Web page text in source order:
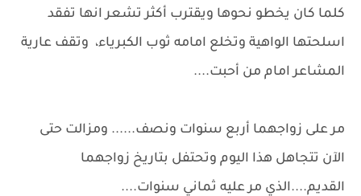
كلما كان يخطو نحوها ويقترب أكثر تشعر انها تفقد
اسلحتها الواهية وتخلع امامه ثوب الكبرياء، وتقف عارية
المشاعر امام من أحبت....
مر على زواجهما أربع سنوات ونصف...... ومزالت حتى
الآن تتجاهل هذا اليوم وتحتفل بتاريخ زواجهما
القديم....الذي مر عليه ثماني سنوات....